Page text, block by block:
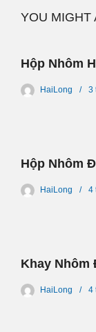
YOU MIGHT
Hộp Nhôm
HaiLong 3
Hộp Nhôm
HaiLong 4
Khay Nhôm
HaiLong 4